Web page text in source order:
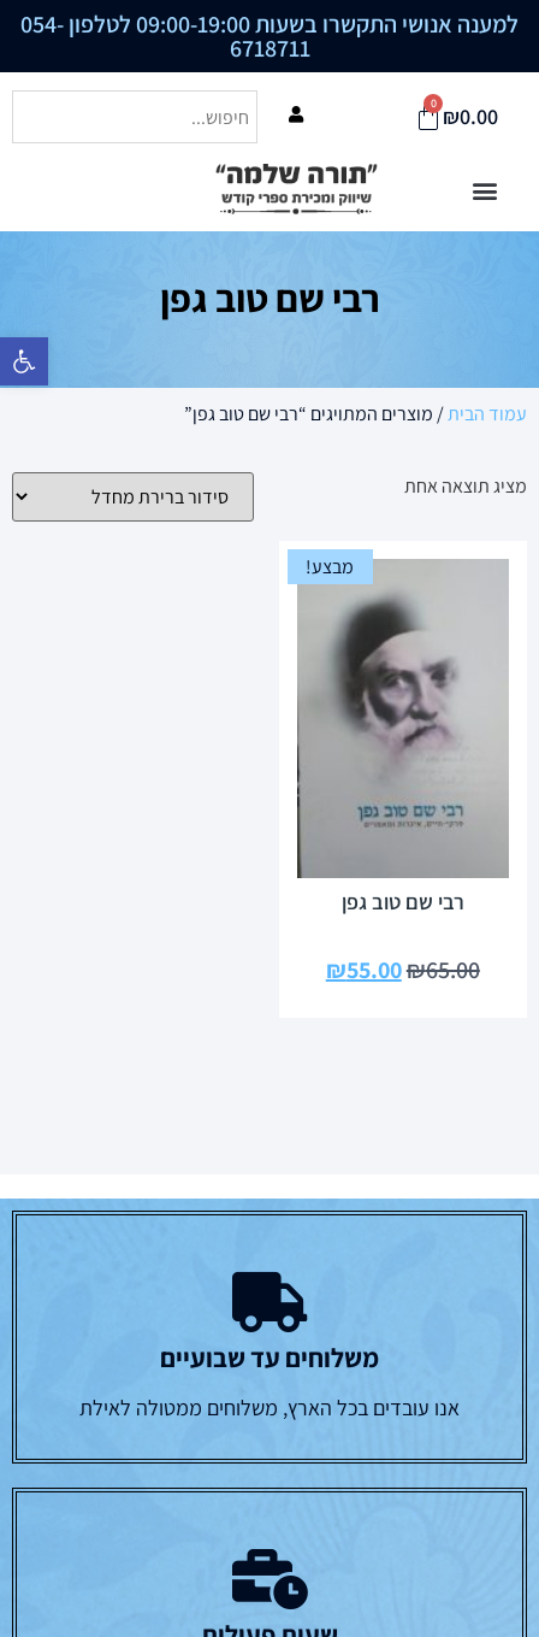
פתח סרגל
למענה אנושי התקשרו בשעות 09:00-19:00 לטלפון 054-
6718711
₪0.00
0
רבי שם טוב גפן
עמוד הבית/ מוצרים המתויגים “רבי שם טוב גפן”
מציג תוצאה אחת
מבצע!
רבי שם טוב גפן
₪65.00
₪55.00
משלוחים עד שבועיים
אנו עובדים בכל הארץ, משלוחים ממטולה לאילת